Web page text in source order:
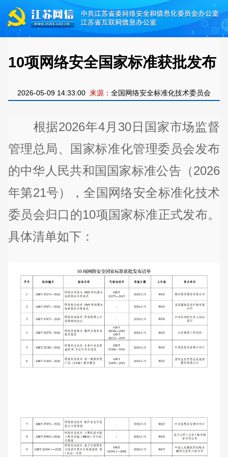
10项网络安全国家标准获批发布
2026-05-09 14:33:00 来源： 全国网络安全标准化技术委员会
根据2026年4月30日国家市场监督
管理总局、国家标准化管理委员会发布
的中华人民共和国国家标准公告（2026
年第21号），全国网络安全标准化技术
委员会归口的10项国家标准正式发布。
具体清单如下：